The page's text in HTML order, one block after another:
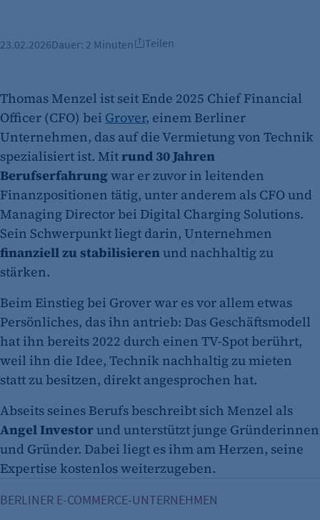
23.02.2026Dauer: 2 Minuten Teilen
Thomas Menzel ist seit Ende 2025 Chief Financial
Officer (CFO) bei Grover, einem Berliner
Unternehmen, das auf die Vermietung von Technik
spezialisiert ist. Mitrund 30 Jahren
Berufserfahrung war er zuvor in leitenden
Finanzpositionen tätig, unter anderem als CFO und
Managing Director bei Digital Charging Solutions.
Sein Schwerpunkt liegt darin, Unternehmen
finanziell zu stabilisierenund nachhaltig zu
stärken.
Beim Einstieg bei Grover war es vor allem etwas
Persönliches, das ihn antrieb: Das Geschäftsmodell
hat ihn bereits 2022 durch einen TV-Spot berührt,
weil ihn die Idee, Technik nachhaltig zu mieten
statt zu besitzen, direkt angesprochen hat.
Abseits seines Berufs beschreibt sich Menzel als
Angel Investorund unterstützt junge Gründerinnen
und Gründer. Dabei liegt es ihm am Herzen, seine
Expertise kostenlos weiterzugeben.
BERLINER E-COMMERCE-UNTERNEHMEN